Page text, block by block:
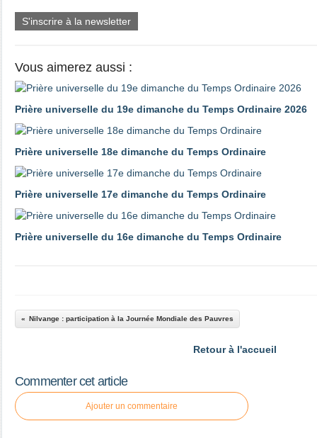
S'inscrire à la newsletter
Vous aimerez aussi :
Prière universelle du 19e dimanche du Temps Ordinaire 2026
Prière universelle 18e dimanche du Temps Ordinaire
Prière universelle 17e dimanche du Temps Ordinaire
Prière universelle du 16e dimanche du Temps Ordinaire
Nilvange : participation à la Journée Mondiale des Pauvres
Retour à l'accueil
Commenter cet article
Ajouter un commentaire